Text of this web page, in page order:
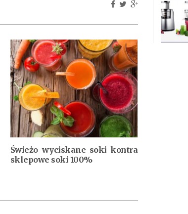
Świeżo wyciskane soki kontra
sklepowe soki 100%